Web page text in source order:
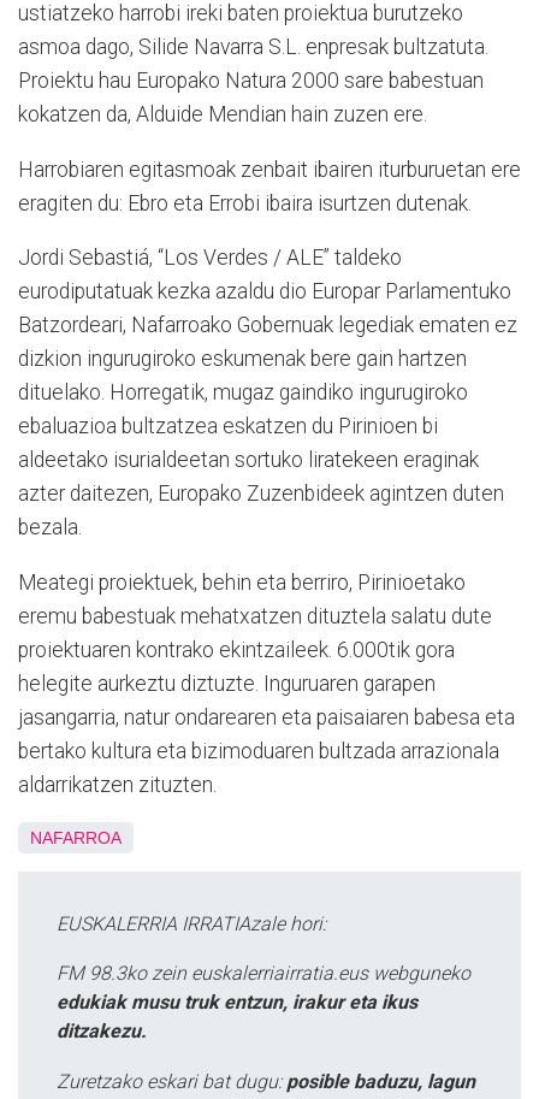
ustiatzeko harrobi ireki baten proiektua burutzeko
asmoa dago, Silide Navarra S.L. enpresak bultzatuta.
Proiektu hau Europako Natura 2000 sare babestuan
kokatzen da, Alduide Mendian hain zuzen ere.
Harrobiaren egitasmoak zenbait ibairen iturburuetan ere
eragiten du: Ebro eta Errobi ibaira isurtzen dutenak.
Jordi Sebastiá, “Los Verdes / ALE” taldeko
eurodiputatuak kezka azaldu dio Europar Parlamentuko
Batzordeari, Nafarroako Gobernuak legediak ematen ez
dizkion ingurugiroko eskumenak bere gain hartzen
dituelako. Horregatik, mugaz gaindiko ingurugiroko
ebaluazioa bultzatzea eskatzen du Pirinioen bi
aldeetako isurialdeetan sortuko liratekeen eraginak
azter daitezen, Europako Zuzenbideek agintzen duten
bezala.
Meategi proiektuek, behin eta berriro, Pirinioetako
eremu babestuak mehatxatzen dituztela salatu dute
proiektuaren kontrako ekintzaileek. 6.000tik gora
helegite aurkeztu diztuzte. Inguruaren garapen
jasangarria, natur ondarearen eta paisaiaren babesa eta
bertako kultura eta bizimoduaren bultzada arrazionala
aldarrikatzen zituzten.
NAFARROA
EUSKALERRIA IRRATIAzale hori:
FM 98.3ko zein euskalerriairratia.eus webguneko
edukiak musu truk entzun, irakur eta ikus
ditzakezu.
Zuretzako eskari bat dugu: posible baduzu, lagun